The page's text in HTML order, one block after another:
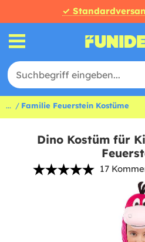
✓
... Familie Feuerstein Kostüme
Dino Kostüm für
17